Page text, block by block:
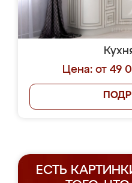
Цена: от 49
ЕСТЬ